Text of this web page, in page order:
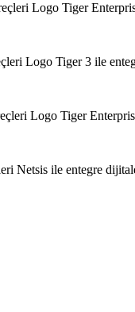
Logo Tiger
Logo Tiger 3 ile
Logo Tiger
Netsis ile entegre dijitale